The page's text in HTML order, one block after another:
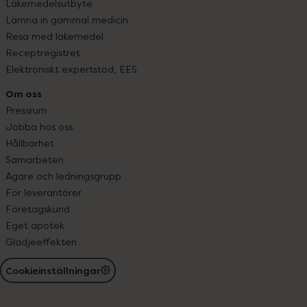
Läkemedelsutbyte
Lämna in gammal medicin
Resa med läkemedel
Receptregistret
Elektroniskt expertstöd, EES
Om oss
Pressrum
Jobba hos oss
Hållbarhet
Samarbeten
Ägare och ledningsgrupp
För leverantörer
Företagskund
Eget apotek
Glädjeeffekten
Cookieinställningar